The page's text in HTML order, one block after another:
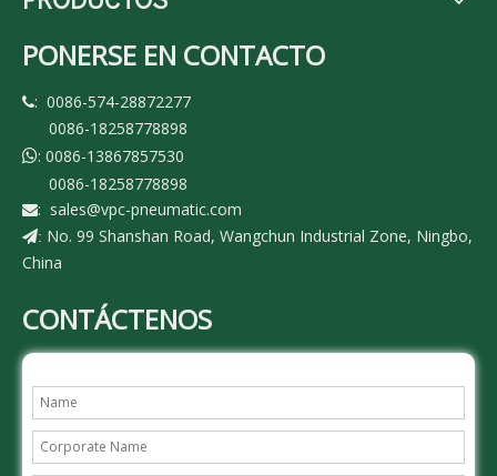
PONERSE EN CONTACTO
: 0086-574-28872277
0086-18258778898
: 0086-13867857530
0086-18258778898
: sales@vpc-pneumatic.com
: No. 99 Shanshan Road, Wangchun Industrial Zone, Ningbo,
China
CONTÁCTENOS